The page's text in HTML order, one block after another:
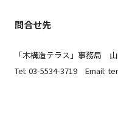
問合せ先
「木構造テラス」事務局
Tel: 03-5534-3719 Email: